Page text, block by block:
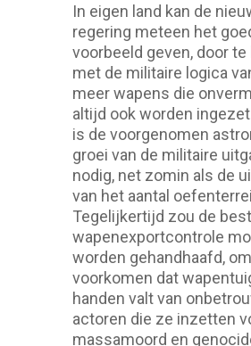
In eigen land kan de
regering meteen het
voorbeeld geven, door te
met de militaire logica
meer wapens die
altijd ook worden
is de voorgenomen
groei van de militaire
nodig, net zomin als de
van het aantal
Tegelijkertijd zou de
wapenexportcontrole
worden gehandhaafd,
voorkomen dat
handen valt van
actoren die ze inzetten
massamoord en